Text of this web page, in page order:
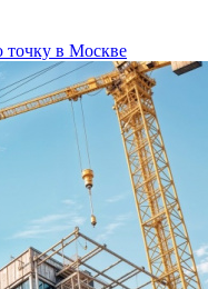
точку в Москве